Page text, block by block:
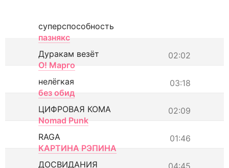
суперспособность
пазнякс
02:02
Дуракам везёт
О! Марго
03:18
нелёгкая
без обид
02:09
ЦИФРОВАЯ КОМА
Nomad Punk
01:46
RAGA
КАРТИНА РЭПИНА
04:45
ДОСВИДАНИЯ